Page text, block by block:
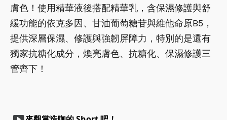
膚色！使用精華液後搭配精華乳，含保濕修護與舒
緩功能的依克多因、甘油葡萄糖苷與維他命原B5，
提供深層保濕、修護與強韌屏障力，特別的是還有
獨家抗糖化成分，煥亮膚色、抗糖化、保濕修護三
管齊下！